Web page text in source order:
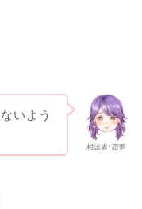
相談者･恋夢
いよう